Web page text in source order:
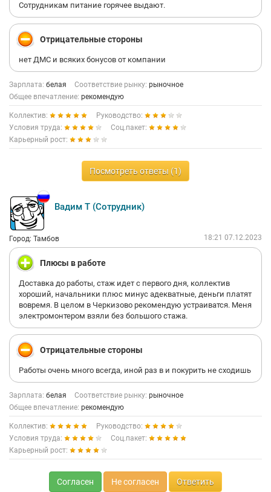
Сотрудникам питание горячее выдают.
Отрицательные стороны
нет ДМС и всяких бонусов от компании
Зарплата: белая Соответствие рынку: рыночное
Общее впечатление: рекомендую
Коллектив:
Руководство:
Условия труда:
Соц.пакет:
Карьерный рост:
Посмотреть ответы (1)
Вадим Т (Сотрудник)
Город: Тамбов 18:21 07.12.2023
Плюсы в работе
Доставка до работы, стаж идет с первого дня, коллектив
хороший, начальники плюс минус адекватные, деньги платят
вовремя. В целом в Черкизово рекомендую устраиватся. Меня
электромонтером взяли без большого стажа.
Отрицательные стороны
Работы очень много всегда, иной раз в и покурить не сходишь
Зарплата: белая Соответствие рынку: рыночное
Общее впечатление: рекомендую
Коллектив:
Руководство:
Условия труда:
Соц.пакет:
Карьерный рост:
Согласен Не согласен Ответить